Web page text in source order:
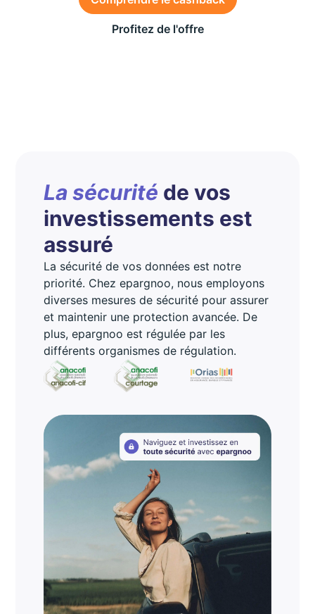
Profitez de l'offre
La sécurité de vos
investissements est
assuré
La sécurité de vos données est notre
priorité. Chez epargnoo, nous employons
diverses mesures de sécurité pour assurer
et maintenir une protection avancée. De
plus, epargnoo est régulée par les
différents organismes de régulation.